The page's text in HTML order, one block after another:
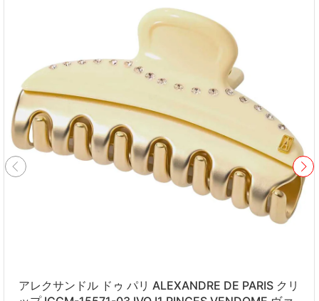
アレクサンドル ドゥ パリ ALEXANDRE DE PARIS クリ